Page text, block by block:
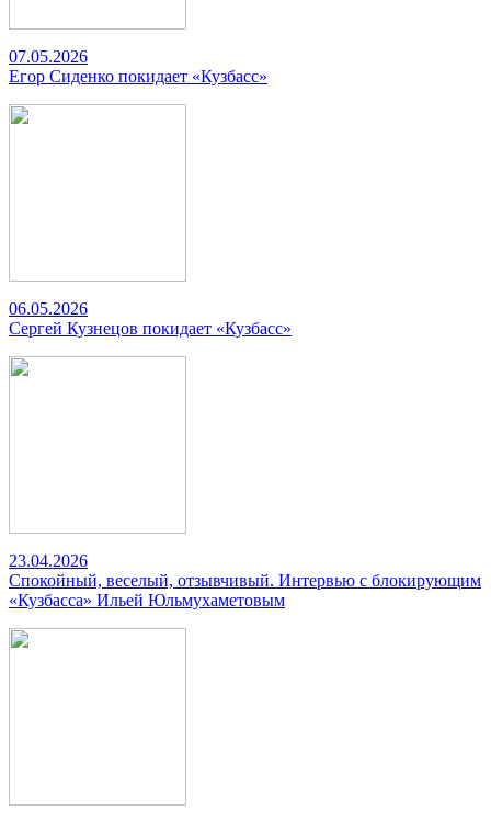
07.05.2026
Егор Сиденко покидает «Кузбасс»
06.05.2026
Сергей Кузнецов покидает «Кузбасс»
23.04.2026
Спокойный, веселый, отзывчивый. Интервью с блокирующим
«Кузбасса» Ильей Юльмухаметовым